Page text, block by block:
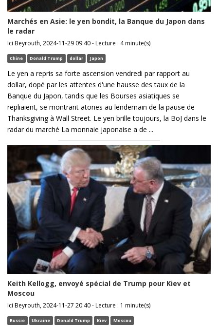
Marchés en Asie: le yen bondit, la Banque du Japon dans
le radar
Ici Beyrouth, 2024-11-29 09:40 - Lecture : 4 minute(s)
Chine Donald Trump dollar Japon
Le yen a repris sa forte ascension vendredi par rapport au
dollar, dopé par les attentes d'une hausse des taux de la
Banque du Japon, tandis que les Bourses asiatiques se
repliaient, se montrant atones au lendemain de la pause de
Thanksgiving à Wall Street. Le yen brille toujours, la BoJ dans le
radar du marché La monnaie japonaise a de ...
Keith Kellogg, envoyé spécial de Trump pour Kiev et
Moscou
Ici Beyrouth, 2024-11-27 20:40 - Lecture : 1 minute(s)
Russie Ukraine Donald Trump Kiev Moscou